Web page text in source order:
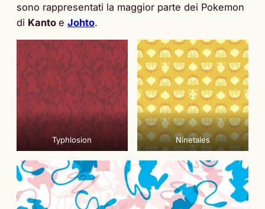
sono rappresentati la maggior parte dei Pokemon
di Kanto e Johto.
Typhlosion Ninetales